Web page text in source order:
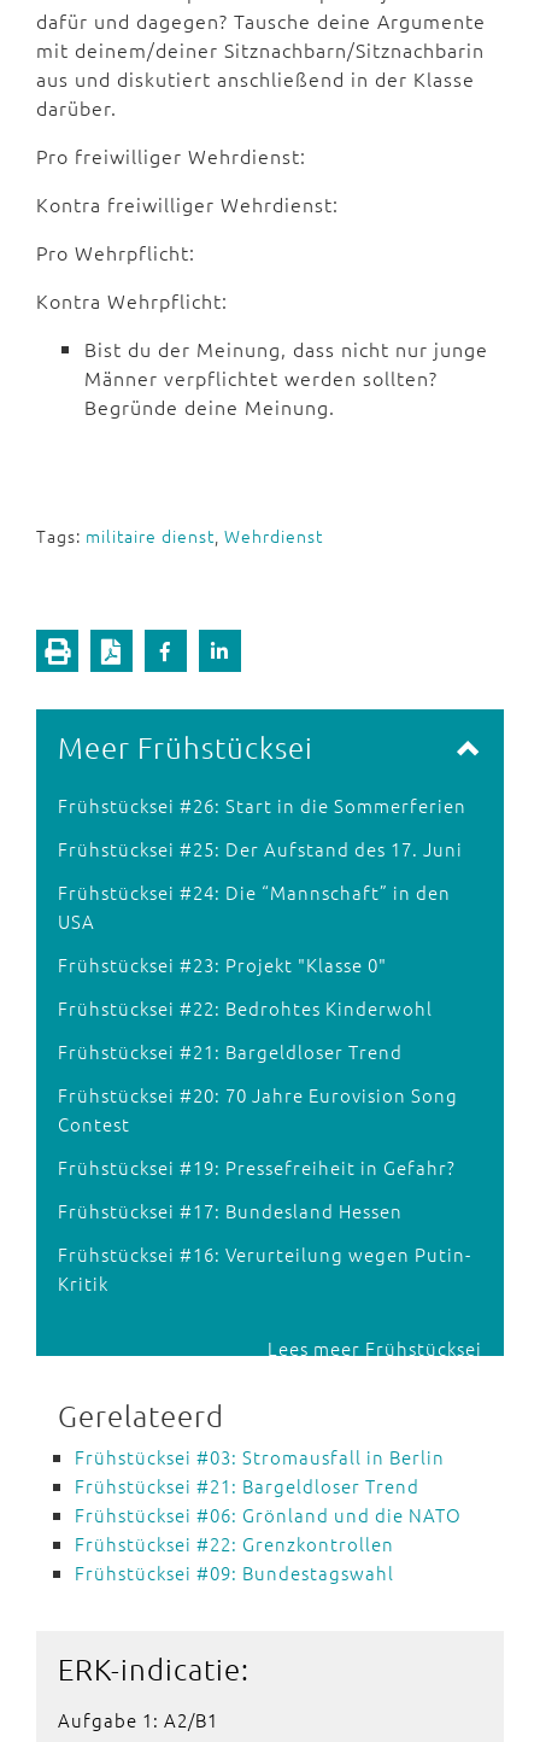
dafür und dagegen? Tausche deine Argumente
mit deinem/deiner Sitznachbarn/Sitznachbarin
aus und diskutiert anschließend in der Klasse
darüber.
Pro freiwilliger Wehrdienst:
Kontra freiwilliger Wehrdienst:
Pro Wehrpflicht:
Kontra Wehrpflicht:
Bist du der Meinung, dass nicht nur junge
Männer verpflichtet werden sollten?
Begründe deine Meinung.
Tags: militaire dienst, Wehrdienst
Meer Frühstücksei
Frühstücksei #26: Start in die Sommerferien
Frühstücksei #25: Der Aufstand des 17. Juni
Frühstücksei #24: Die “Mannschaft” in den
USA
Frühstücksei #23: Projekt "Klasse 0"
Frühstücksei #22: Bedrohtes Kinderwohl
Frühstücksei #21: Bargeldloser Trend
Frühstücksei #20: 70 Jahre Eurovision Song
Contest
Frühstücksei #19: Pressefreiheit in Gefahr?
Frühstücksei #17: Bundesland Hessen
Frühstücksei #16: Verurteilung wegen Putin-
Kritik
Lees meer Frühstücksei
Gerelateerd
Frühstücksei #03: Stromausfall in Berlin
Frühstücksei #21: Bargeldloser Trend
Frühstücksei #06: Grönland und die NATO
Frühstücksei #22: Grenzkontrollen
Frühstücksei #09: Bundestagswahl
ERK-indicatie:
Aufgabe 1: A2/B1